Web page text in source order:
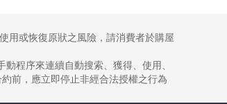
用或恢復原狀之風險，請消費者於購屋
程序來連續自動搜索、獲得、使用、
前，應立即停止非經合法授權之行為